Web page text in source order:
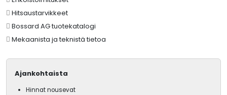
Hitsaustarvikkeet
Bossard AG tuotekatalogi
Mekaanista ja teknistä tietoa
Ajankohtaista
Hinnat nousevat